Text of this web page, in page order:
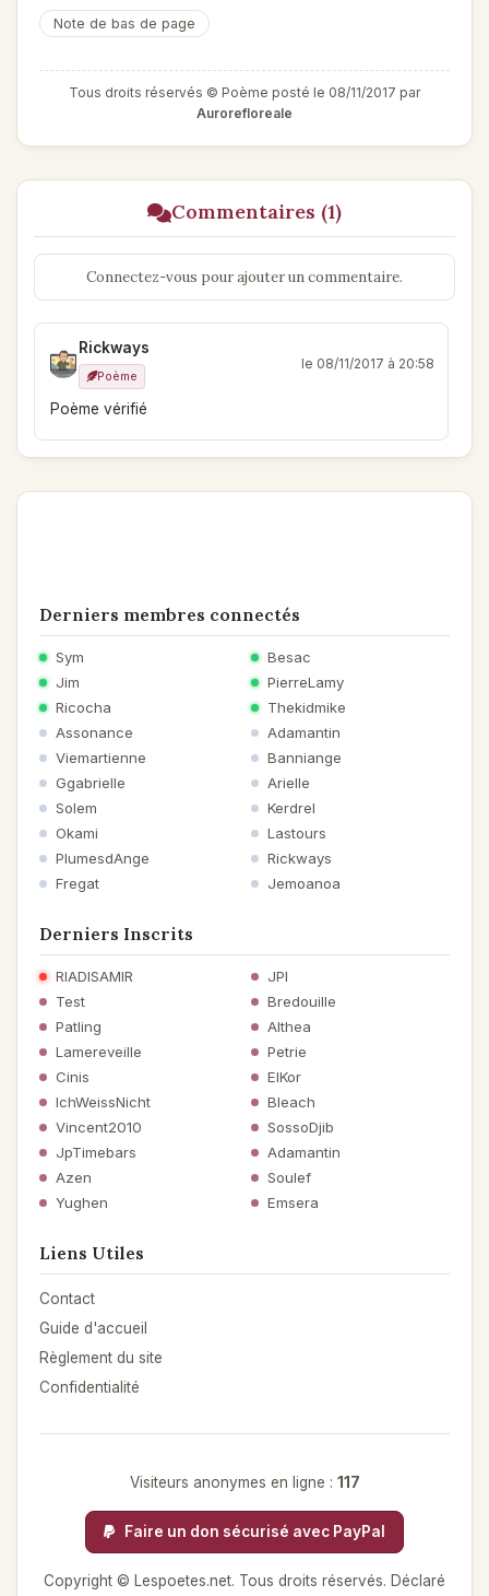
Note de bas de page
Tous droits réservés © Poème posté le 08/11/2017 par
Aurorefloreale
Commentaires (1)
Connectez-vous pour ajouter un commentaire.
Rickways
Poème
le 08/11/2017 à 20:58
Poème vérifié
Derniers membres connectés
Sym
Besac
Jim
PierreLamy
Ricocha
Thekidmike
Assonance
Adamantin
Viemartienne
Banniange
Ggabrielle
Arielle
Solem
Kerdrel
Okami
Lastours
PlumesdAnge
Rickways
Fregat
Jemoanoa
Derniers Inscrits
RIADISAMIR
JPI
Test
Bredouille
Patling
Althea
Lamereveille
Petrie
Cinis
ElKor
IchWeissNicht
Bleach
Vincent2010
SossoDjib
JpTimebars
Adamantin
Azen
Soulef
Yughen
Emsera
Liens Utiles
Contact
Guide d'accueil
Règlement du site
Confidentialité
Visiteurs anonymes en ligne : 117
Faire un don sécurisé avec PayPal
Copyright © Lespoetes.net. Tous droits réservés. Déclaré